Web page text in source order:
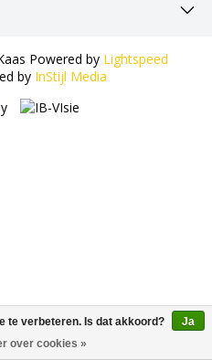
Powered by Lightspeed
by InStijl Media
te verbeteren. Is dat akkoord?
Ja
over cookies »